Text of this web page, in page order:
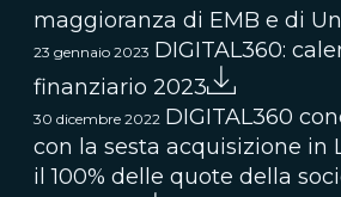
maggioranza di EMB e di
23 gennaio 2023 DIGITAL360:
finanziario 2023
30 dicembre 2022 DIGITAL360
con la sesta acquisizione in
il 100% delle quote della